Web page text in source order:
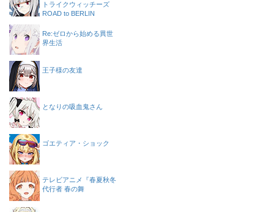
トライクウィッチーズ
ROAD to BERLIN
Re:ゼロから始める異世
界生活
王子様の友達
となりの吸血鬼さん
ゴエティア・ショック
テレビアニメ『春夏秋冬
代行者 春の舞